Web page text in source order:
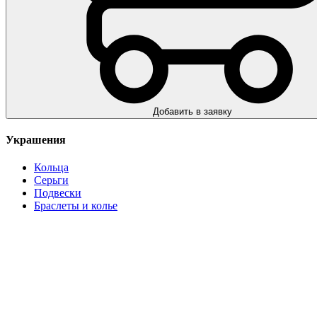
Добавить в заявку
Украшения
Кольца
Серьги
Подвески
Браслеты и колье